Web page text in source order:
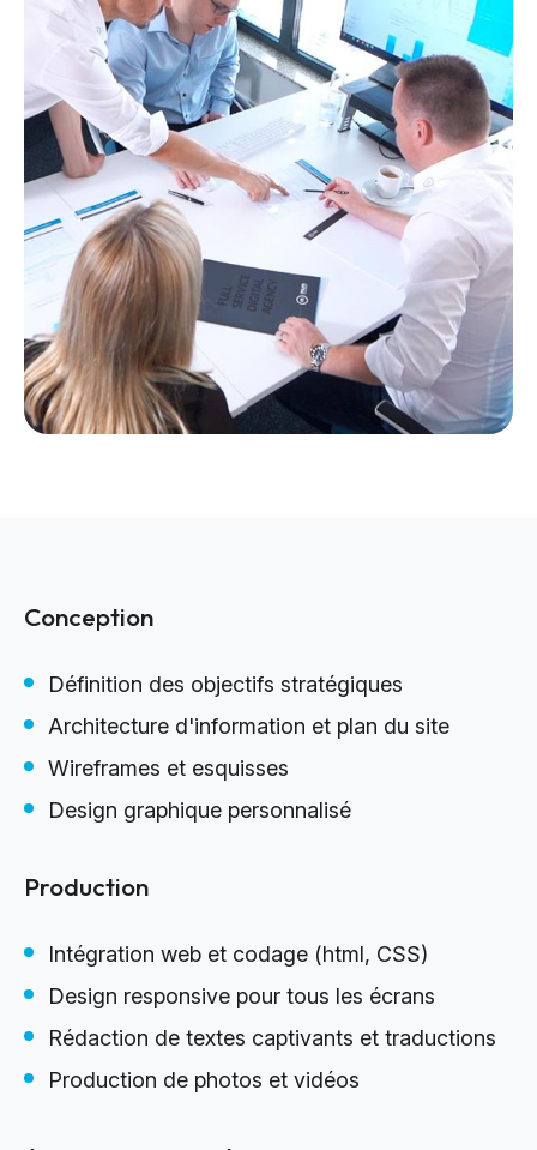
Conception
Définition des objectifs stratégiques
Architecture d'information et plan du site
Wireframes et esquisses
Design graphique personnalisé
Production
Intégration web et codage (html, CSS)
Design responsive pour tous les écrans
Rédaction de textes captivants et traductions
Production de photos et vidéos